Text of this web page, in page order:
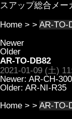
スアップ総合メー
Home > > AR-TO-
Newer
Older
AR-TO-DB82
2021-01-09 (土)
Newer: AR-CH-
Older: AR-NI-R35
Home > > AR-TO-